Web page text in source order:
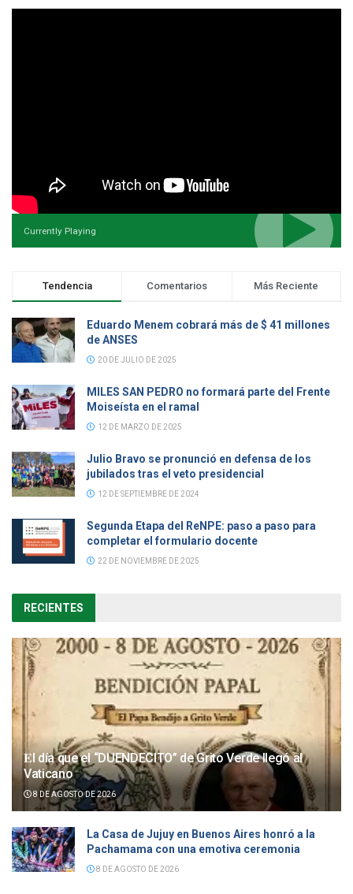
Currently Playing
Tendencia Comentarios Más Reciente
Eduardo Menem cobrará más de $ 41 millones
de ANSES
20 DE JULIO DE 2025
MILES SAN PEDRO no formará parte del Frente
Moiseísta en el ramal
12 DE MARZO DE 2025
Julio Bravo se pronunció en defensa de los
jubilados tras el veto presidencial
12 DE SEPTIEMBRE DE 2024
Segunda Etapa del ReNPE: paso a paso para
completar el formulario docente
22 DE NOVIEMBRE DE 2025
RECIENTES
𝐄l día que el “DUENDECITO” de Grito Verde llegó al
Vaticano
8 DE AGOSTO DE 2026
La Casa de Jujuy en Buenos Aires honró a la
Pachamama con una emotiva ceremonia
8 DE AGOSTO DE 2026